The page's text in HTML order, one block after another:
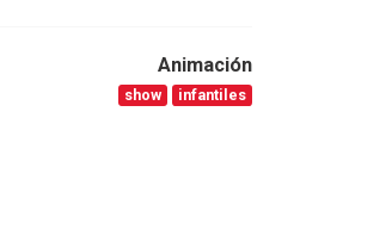
Animación
show infantiles